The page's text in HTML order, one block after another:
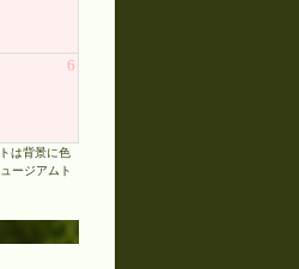
6
は背景に色
ージアムト